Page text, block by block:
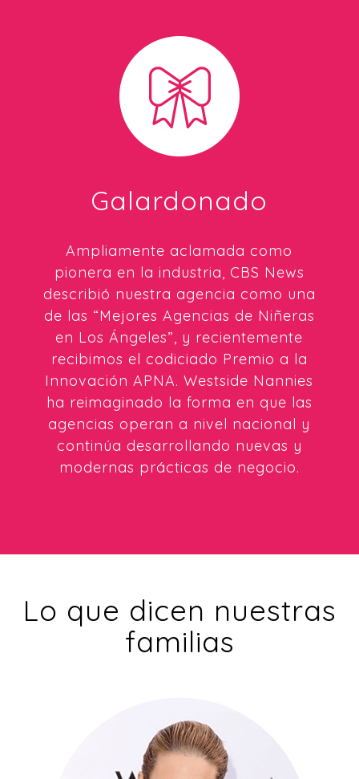
Galardonado
Ampliamente aclamada como
pionera en la industria, CBS News
describió nuestra agencia como una
de las “Mejores Agencias de Niñeras
en Los Ángeles”, y recientemente
recibimos el codiciado Premio a la
Innovación APNA. Westside Nannies
ha reimaginado la forma en que las
agencias operan a nivel nacional y
continúa desarrollando nuevas y
modernas prácticas de negocio.
Lo que dicen nuestras
familias